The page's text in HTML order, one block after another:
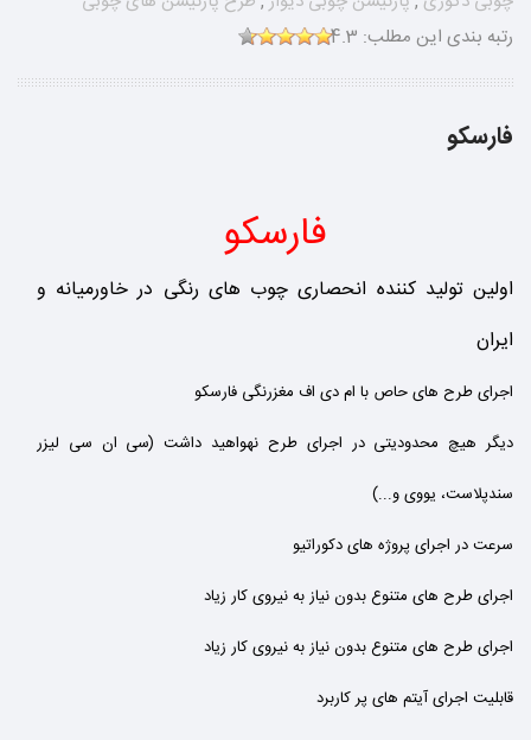
رتبه بندی این مطلب: 4.3
فارسکو
فارسکو
اولین تولید کننده انحصاری چوب های رنگی در خاورمیانه و
ایران
اجرای طرح های حاص با ام دی اف مغزرنگی فارسکو
دیگر هیچ محدودیتی در اجرای طرح نهواهید داشت (سی ان سی لیزر
سندپلاست، یووی و...)
سرعت در اجرای پروژه های دکوراتیو
اجرای طرح های متنوع بدون نیاز به نیروی کار زیاد
اجرای طرح های متنوع بدون نیاز به نیروی کار زیاد
قابلیت اجرای آیتم های پر کاربرد